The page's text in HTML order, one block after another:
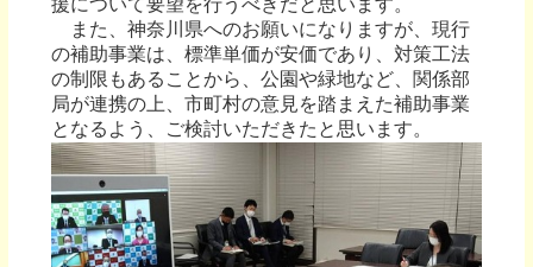
また、神奈川県へのお願いになりますが、現行
の補助事業は、標準単価が安価であり、対策工法
の制限もあることから、公園や緑地など、関係部
局が連携の上、市町村の意見を踏まえた補助事業
となるよう、ご検討いただきたと思います。